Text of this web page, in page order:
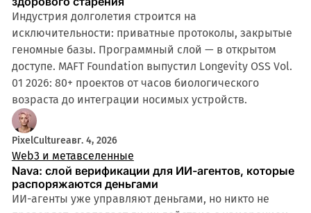
Индустрия долголетия строится на
исключительности: приватные протоколы, закрытые
геномные базы. Программный слой — в открытом
доступе. MAFT Foundation выпустил Longevity OSS Vol.
01 2026: 80+ проектов от часов биологического
возраста до интеграции носимых устройств.
PixelCultureавг. 4, 2026
Web3 и метавселенные
Nava: слой верификации для ИИ-агентов, которые
распоряжаются деньгами
ИИ-агенты уже управляют деньгами, но никто не